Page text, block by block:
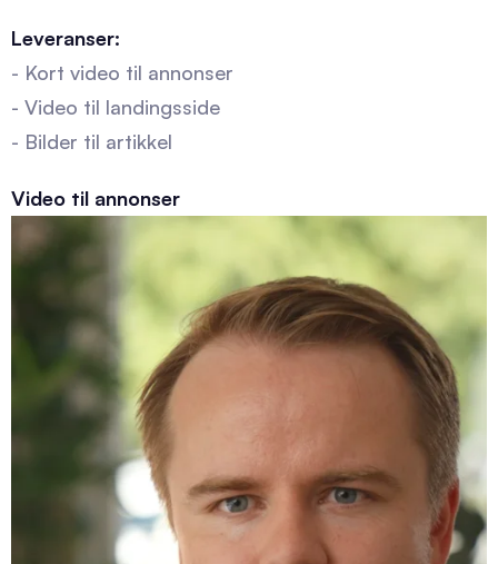
Leveranser:
- Kort video til annonser
- Video til landingsside
- Bilder til artikkel
Video til annonser